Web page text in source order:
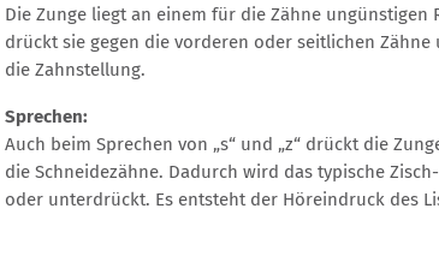
Die Zunge liegt an einem für die Zähne ungünstigen
drückt sie gegen die vorderen oder seitlichen
die Zahnstellung.
Sprechen:
Auch beim Sprechen von „s“ und „z“ drückt die
die Schneidezähne. Dadurch wird das typische
oder unterdrückt. Es entsteht der Höreindruck des